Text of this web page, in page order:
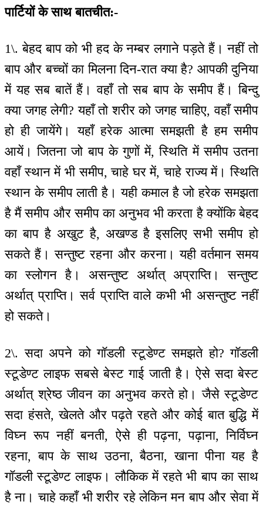
पार्टियों के साथ बातचीत:-
1\. बेहद बाप को भी हद के नम्बर लगाने पड़ते हैं। नहीं तो
बाप और बच्चों का मिलना दिन-रात क्या है? आपकी दुनिया
में यह सब बातें हैं। वहाँ तो सब बाप के समीप हैं। बिन्दु
क्या जगह लेगी? यहाँ तो शरीर को जगह चाहिए, वहाँ समीप
हो ही जायेंगे। यहाँ हरेक आत्मा समझती है हम समीप
आयें। जितना जो बाप के गुणों में, स्थिति में समीप उतना
वहाँ स्थान में भी समीप, चाहे घर में, चाहे राज्य में। स्थिति
स्थान के समीप लाती है। यही कमाल है जो हरेक समझता
है मैं समीप और समीप का अनुभव भी करता है क्योंकि बेहद
का बाप है अखुट है, अखण्ड है इसलिए सभी समीप हो
सकते हैं। सन्तुष्ट रहना और करना। यही वर्तमान समय
का स्लोगन है। असन्तुष्ट अर्थात् अप्राप्ति। सन्तुष्ट
अर्थात् प्राप्ति। सर्व प्राप्ति वाले कभी भी असन्तुष्ट नहीं
हो सकते।
2\. सदा अपने को गॉडली स्टूडेण्ट समझते हो? गॉडली
स्टूडेण्ट लाइफ सबसे बेस्ट गाई जाती है। ऐसे सदा बेस्ट
अर्थात् श्रेष्ठ जीवन का अनुभव करते हो। जैसे स्टूडेण्ट
सदा हंसते, खेलते और पढ़ते रहते और कोई बात बुद्धि में
विघ्न रूप नहीं बनती, ऐसे ही पढ़ना, पढ़ाना, निर्विघ्न
रहना, बाप के साथ उठना, बैठना, खाना पीना यह है
गॉडली स्टूडेण्ट लाइफ। लौकिक में रहते भी बाप का साथ
है ना। चाहे कहाँ भी शरीर रहे लेकिन मन बाप और सेवा में